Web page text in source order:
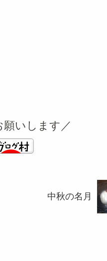
いします／
中秋の名月